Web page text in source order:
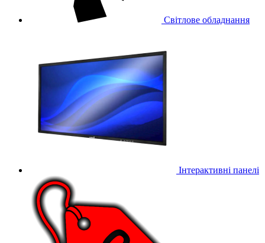
Світлове обладнання
Інтерактивні панелі